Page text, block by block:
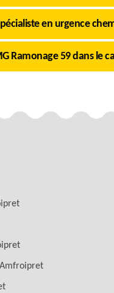
en urgence
Ramonage 59 dans le
Amfroipret